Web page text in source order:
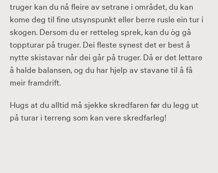
truger kan du nå fleire av setrane i området, du kan
kome deg til fine utsynspunkt eller berre rusle ein tur i
skogen. Dersom du er retteleg sprek, kan du òg gå
toppturar på truger. Dei fleste synest det er best å
nytte skistavar når dei går på truger. Då er det lettare
å halde balansen, og du har hjelp av stavane til å få
meir framdrift.
Hugs at du alltid må sjekke skredfaren før du legg ut
på turar i terreng som kan vere skredfarleg!